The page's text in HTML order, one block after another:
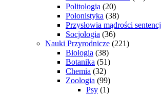
Politologia (20)
Polonistyka (38)
Przysłowia mądrości
Socjologia (36)
Nauki Przyrodnicze (221)
Biologia (38)
Botanika (51)
Chemia (32)
Zoologia (99)
Psy (1)